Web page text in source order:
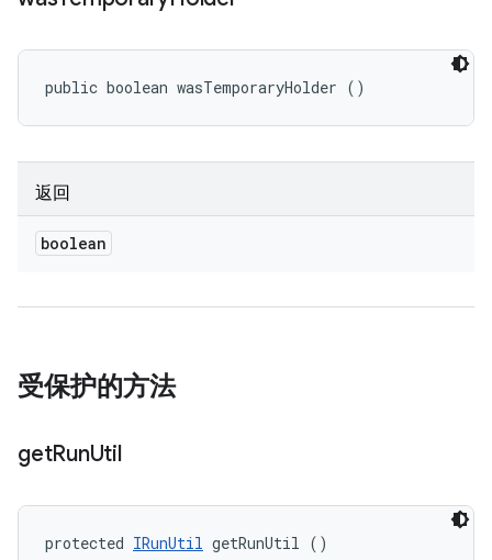
public boolean wasTemporaryHolder ()
返回
boolean
受保护的方法
getRunUtil
protected IRunUtil getRunUtil ()